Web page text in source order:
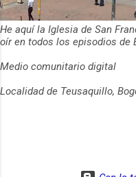
He aquí la Iglesia de San
oír en todos los episodios de
Medio comunitario digital
Localidad de Teusaquillo,